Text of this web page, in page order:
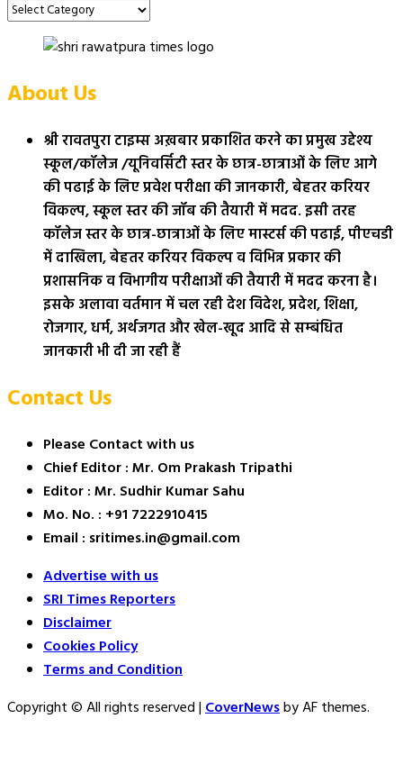
About Us
श्री रावतपुरा टाइम्स अख़बार प्रकाशित करने का प्रमुख उद्देश्य
स्कूल/कॉलेज /यूनिवर्सिटी स्तर के छात्र-छात्राओं के लिए आगे
की पढाई के लिए प्रवेश परीक्षा की जानकारी, बेहतर करियर
विकल्प, स्कूल स्तर की जॉब की तैयारी में मदद. इसी तरह
कॉलेज स्तर के छात्र-छात्राओं के लिए मास्टर्स की पढाई, पीएचडी
में दाखिला, बेहतर करियर विकल्प व विभिन्न प्रकार की
प्रशासनिक व विभागीय परीक्षाओं की तैयारी में मदद करना है।
इसके अलावा वर्तमान में चल रही देश विदेश, प्रदेश, शिक्षा,
रोजगार, धर्म, अर्थजगत और खेल-खूद आदि से सम्बंधित
जानकारी भी दी जा रही हैं
Contact Us
Please Contact with us
Chief Editor : Mr. Om Prakash Tripathi
Editor : Mr. Sudhir Kumar Sahu
Mo. No. : +91 7222910415
Email : sritimes.in@gmail.com
Advertise with us
SRI Times Reporters
Disclaimer
Cookies Policy
Terms and Condition
Copyright © All rights reserved|CoverNewsby AF themes.